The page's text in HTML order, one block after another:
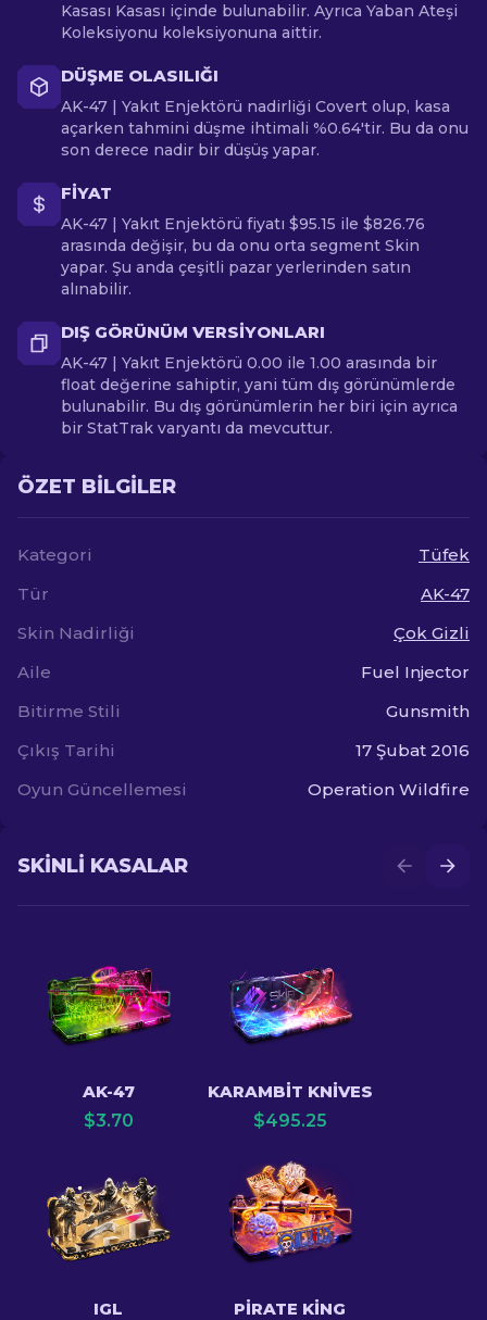
Kasası Kasası içinde bulunabilir. Ayrıca Yaban Ateşi
Koleksiyonu koleksiyonuna aittir.
DÜŞME OLASILIĞI
AK-47 | Yakıt Enjektörü nadirliği Covert olup, kasa
açarken tahmini düşme ihtimali %0.64'tir. Bu da onu
son derece nadir bir düşüş yapar.
FIYAT
AK-47 | Yakıt Enjektörü fiyatı $95.15 ile $826.76
arasında değişir, bu da onu orta segment Skin
yapar. Şu anda çeşitli pazar yerlerinden satın
alınabilir.
DIŞ GÖRÜNÜM VERSIYONLARI
AK-47 | Yakıt Enjektörü 0.00 ile 1.00 arasında bir
float değerine sahiptir, yani tüm dış görünümlerde
bulunabilir. Bu dış görünümlerin her biri için ayrıca
bir StatTrak varyantı da mevcuttur.
ÖZET BILGILER
Kategori
Tüfek
Tür
AK-47
Skin Nadirliği
Çok Gizli
Aile
Fuel Injector
Bitirme Stili
Gunsmith
Çıkış Tarihi
17 Şubat 2016
Oyun Güncellemesi
Operation Wildfire
SKINLI KASALAR
AK-47
$3.70
KARAMBIT KNIVES
$495.25
IGL PIRATE KING